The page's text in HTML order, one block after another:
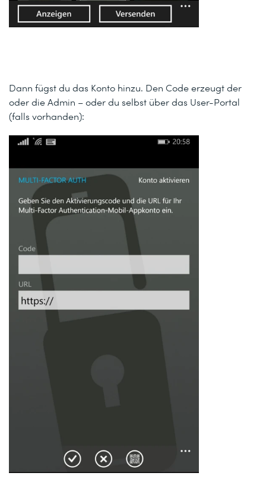
Dann fügst du das Konto hinzu. Den Code erzeugt der
oder die Admin – oder du selbst über das User-Portal
(falls vorhanden):